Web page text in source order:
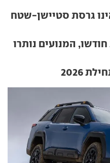
גרסת סטיישן-שטח
המנועים נותרו
2026